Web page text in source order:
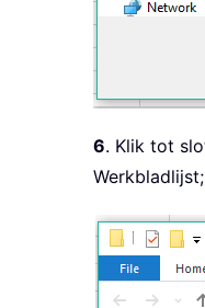
6. Klik tot